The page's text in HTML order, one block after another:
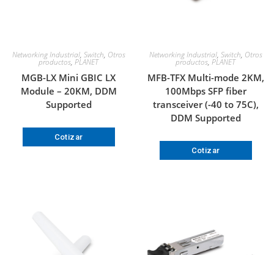
Networking Industrial, Switch, Otros
productos, PLANET
MGB-LX Mini GBIC LX
Module – 20KM, DDM
Supported
Cotizar
Networking Industrial, Switch, Otros
productos, PLANET
MFB-TFX Multi-mode 2KM,
100Mbps SFP fiber
transceiver (-40 to 75C),
DDM Supported
Cotizar